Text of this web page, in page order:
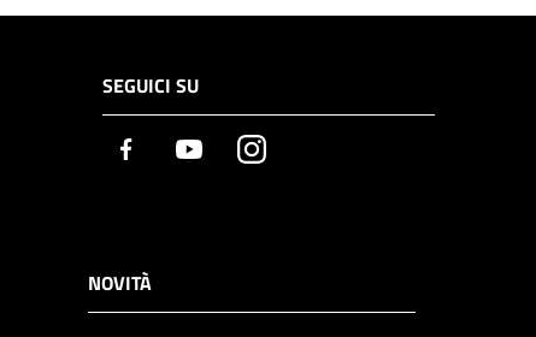
SEGUICI SU
Facebook YoutubeInstagram
NOVITÀ